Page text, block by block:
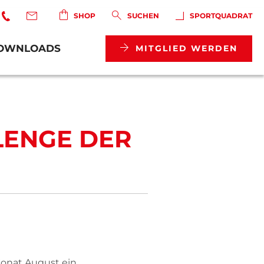
SHOP SUCHEN SPORTQUADRAT
MITGLIED WERDEN
DER